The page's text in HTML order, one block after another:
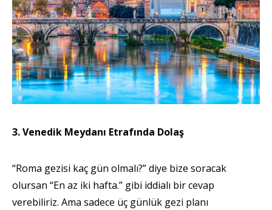
3. Venedik Meydanı Etrafında Dolaş
“Roma gezisi kaç gün olmalı?” diye bize soracak
olursan “En az iki hafta.” gibi iddialı bir cevap
verebiliriz. Ama sadece üç günlük gezi planı